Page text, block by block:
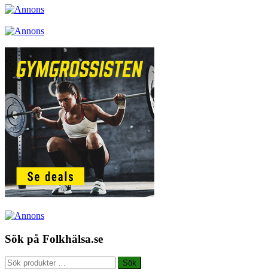
Sök på Folkhälsa.se
Sök
efter:
Sök